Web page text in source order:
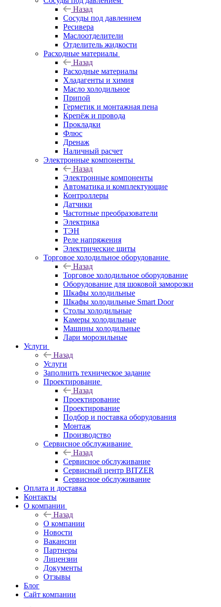
Назад
Сосуды под давлением
Ресивера
Маслоотделители
Отделитель жидкости
Расходные материалы
Назад
Расходные материалы
Хладагенты и химия
Масло холодильное
Припой
Герметик и монтажная пена
Крепёж и провода
Прокладки
Флюс
Дренаж
Наличный расчет
Электронные компоненты
Назад
Электронные компоненты
Автоматика и комплектующие
Контроллеры
Датчики
Частотные преобразователи
Электрика
ТЭН
Реле напряжения
Электрические щиты
Торговое холодильное оборудование
Назад
Торговое холодильное оборудование
Оборудование для шоковой заморозки
Шкафы холодильные
Шкафы холодильные Smart Door
Столы холодильные
Камеры холодильные
Машины холодильные
Лари морозильные
Услуги
Назад
Услуги
Заполнить техническое задание
Проектирование
Назад
Проектирование
Проектирование
Подбор и поставка оборудования
Монтаж
Производство
Сервисное обслуживание
Назад
Сервисное обслуживание
Сервисный центр BITZER
Сервисное обслуживание
Оплата и доставка
Контакты
О компании
Назад
О компании
Новости
Вакансии
Партнеры
Лицензии
Документы
Отзывы
Блог
Сайт компании